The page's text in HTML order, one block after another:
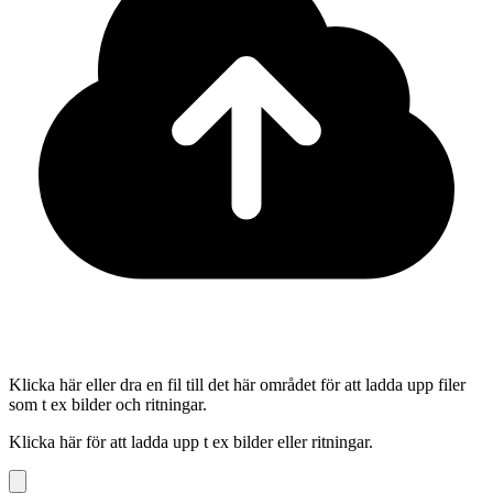
Klicka här eller dra en fil till det här området för att ladda upp filer
som t ex bilder och ritningar.
Klicka här för att ladda upp t ex bilder eller ritningar.